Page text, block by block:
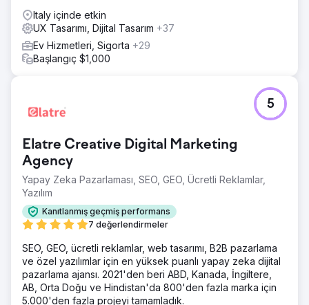
Italy içinde etkin
UX Tasarımı, Dijital Tasarım +37
Ev Hizmetleri, Sigorta +29
Başlangıç $1,000
Elatre Creative Digital Marketing
Agency
Yapay Zeka Pazarlaması, SEO, GEO, Ücretli Reklamlar,
Yazılım
Kanıtlanmış geçmiş performans
7 değerlendirmeler
5
SEO, GEO, ücretli reklamlar, web tasarımı, B2B pazarlama
ve özel yazılımlar için en yüksek puanlı yapay zeka dijital
pazarlama ajansı. 2021'den beri ABD, Kanada, İngiltere,
AB, Orta Doğu ve Hindistan'da 800'den fazla marka için
5.000'den fazla projeyi tamamladık.